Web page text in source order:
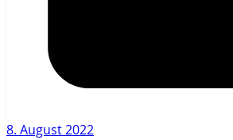
8. August 2022